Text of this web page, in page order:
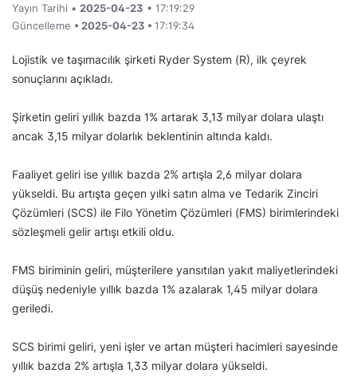
Yayın Tarihi • 2025-04-23 • 17:19:29
Güncelleme • 2025-04-23 • 17:19:34
Lojistik ve taşımacılık şirketi Ryder System (R), ilk çeyrek
sonuçlarını açıkladı.
Şirketin geliri yıllık bazda 1% artarak 3,13 milyar dolara ulaştı
ancak 3,15 milyar dolarlık beklentinin altında kaldı.
Faaliyet geliri ise yıllık bazda 2% artışla 2,6 milyar dolara
yükseldi. Bu artışta geçen yılki satın alma ve Tedarik Zinciri
Çözümleri (SCS) ile Filo Yönetim Çözümleri (FMS) birimlerindeki
sözleşmeli gelir artışı etkili oldu.
FMS biriminin geliri, müşterilere yansıtılan yakıt maliyetlerindeki
düşüş nedeniyle yıllık bazda 1% azalarak 1,45 milyar dolara
geriledi.
SCS birimi geliri, yeni işler ve artan müşteri hacimleri sayesinde
yıllık bazda 2% artışla 1,33 milyar dolara yükseldi.